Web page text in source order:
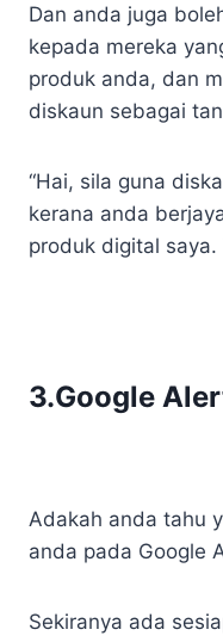
Dan anda juga
kepada mereka
produk anda, dan
diskaun sebagai
“Hai, sila guna
kerana anda
produk digital saya.
3.Google
Adakah anda tahu
anda pada Google
Sekiranya ada